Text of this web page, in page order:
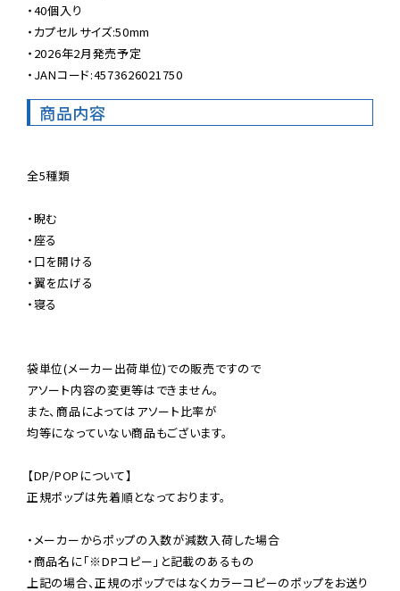
・40個入り
・カプセルサイズ:50mm
・2026年2月発売予定
・JANコード:4573626021750
商品内容
全5種類
・睨む
・座る
・口を開ける
・翼を広げる
・寝る
袋単位(メーカー出荷単位)での販売ですので
アソート内容の変更等はできません。
また、商品によってはアソート比率が
均等になっていない商品もございます。
【DP/POPについて】
正規ポップは先着順となっております。
・メーカーからポップの入数が減数入荷した場合
・商品名に「※DPコピー」と記載のあるもの
上記の場合、正規のポップではなくカラーコピーのポップをお送り